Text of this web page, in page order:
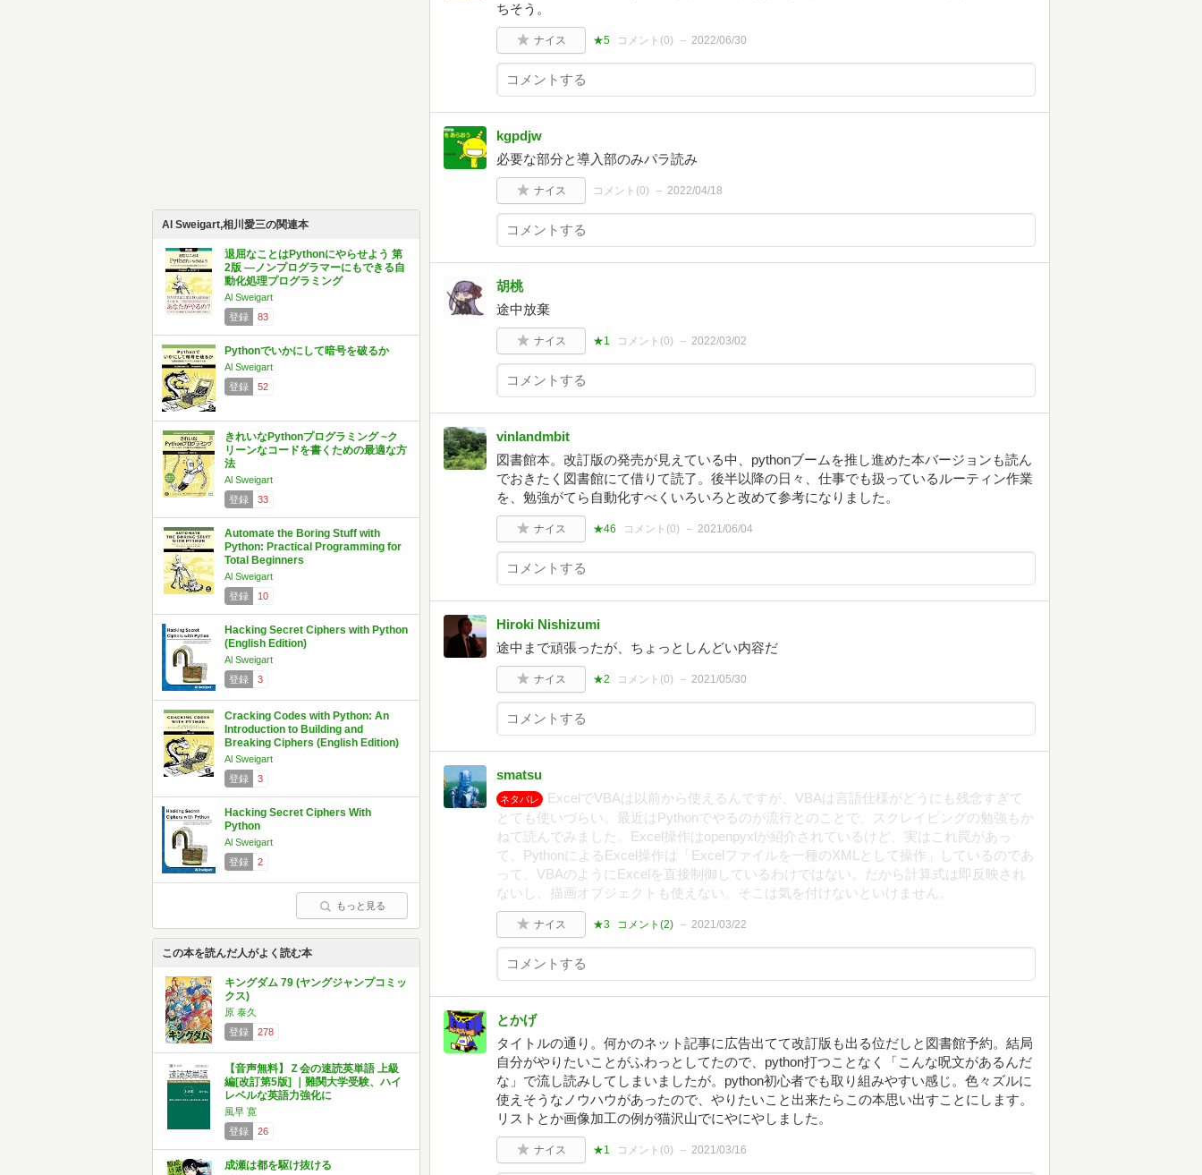
Al Sweigart,相川愛三の関連本
退屈なことはPythonにやらせよう 第
2版 ―ノンプログラマーにもできる自
動化処理プログラミング
Al Sweigart
登録
83
Pythonでいかにして暗号を破るか
Al Sweigart
登録
52
きれいなPythonプログラミング ~ク
リーンなコードを書くための最適な方
法
Al Sweigart
登録
33
Automate the Boring Stuff with
Python: Practical Programming for
Total Beginners
Al Sweigart
登録
10
Hacking Secret Ciphers with Python
(English Edition)
Al Sweigart
登録
3
Cracking Codes with Python: An
Introduction to Building and
Breaking Ciphers (English Edition)
Al Sweigart
登録
3
Hacking Secret Ciphers With
Python
Al Sweigart
登録
2
もっと見る
この本を読んだ人がよく読む本
キングダム 79 (ヤングジャンプコミッ
クス)
原 泰久
登録
278
【音声無料】Ｚ会の速読英単語 上級
編[改訂第5版] ｜難関大学受験、ハイ
レベルな英語力強化に
風早 寛
登録
26
成瀬は都を駆け抜ける
ちそう。
ナイス ★5 コメント(0) 2022/06/30
kgpdjw
必要な部分と導入部のみパラ読み
ナイス コメント(0) 2022/04/18
胡桃
途中放棄
ナイス ★1 コメント(0) 2022/03/02
vinlandmbit
図書館本。改訂版の発売が見えている中、pythonブームを推し進めた本バージョンも読ん
でおきたく図書館にて借りて読了。後半以降の日々、仕事でも扱っているルーティン作業
を、勉強がてら自動化すべくいろいろと改めて参考になりました。
ナイス ★46 コメント(0) 2021/06/04
Hiroki Nishizumi
途中まで頑張ったが、ちょっとしんどい内容だ
ナイス ★2 コメント(0) 2021/05/30
smatsu
ネタバレ
ExcelでVBAは以前から使えるんですが、VBAは言語仕様がどうにも残念すぎて
とても使いづらい。最近はPythonでやるのが流行とのことで、スクレイピングの勉強もか
ねて読んでみました。Excel操作はopenpyxlが紹介されているけど、実はこれ罠があっ
て、PythonによるExcel操作は「Excelファイルを一種のXMLとして操作」しているのであ
って、VBAのようにExcelを直接制御しているわけではない。だから計算式は即反映され
ないし、描画オブジェクトも使えない。そこは気を付けないといけません。
ナイス ★3 コメント(2) 2021/03/22
とかげ
タイトルの通り。何かのネット記事に広告出てて改訂版も出る位だしと図書館予約。結局
自分がやりたいことがふわっとしてたので、python打つことなく「こんな呪文があるんだ
な」で流し読みしてしまいましたが。python初心者でも取り組みやすい感じ。色々ズルに
使えそうなノウハウがあったので、やりたいこと出来たらこの本思い出すことにします。
リストとか画像加工の例が猫沢山でにやにやしました。
ナイス ★1 コメント(0) 2021/03/16